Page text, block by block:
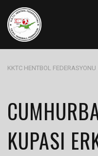
KKTC HENTBOL FEDERASYONU
KUPASI